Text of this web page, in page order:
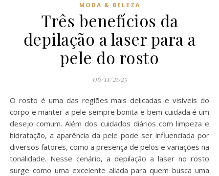
MODA & BELEZA
Três benefícios da
depilação a laser para a
pele do rosto
06/11/2025
O rosto é uma das regiões mais delicadas e visíveis do
corpo e manter a pele sempre bonita e bem cuidada é um
desejo comum. Além dos cuidados diários com limpeza e
hidratação, a aparência da pele pode ser influenciada por
diversos fatores, como a presença de pelos e variações na
tonalidade. Nesse cenário, a depilação a laser no rosto
surge como uma excelente aliada para quem busca uma